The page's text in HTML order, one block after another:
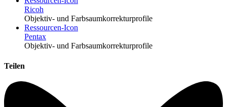
Ricoh
Objektiv- und Farbsaumkorrekturprofile
Ressourcen-Icon
Pentax
Objektiv- und Farbsaumkorrekturprofile
Teilen